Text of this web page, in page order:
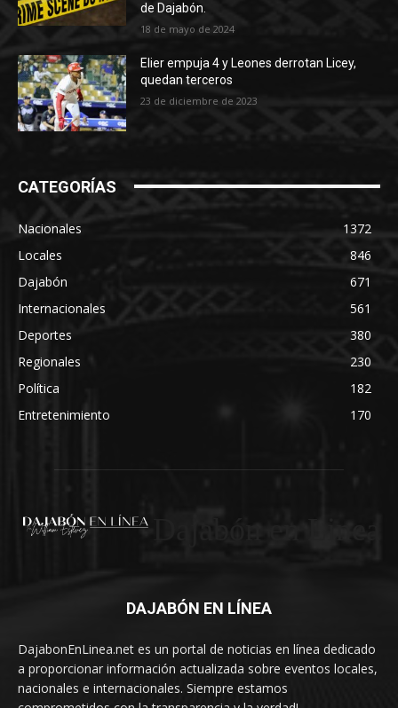
de Dajabón.
18 de mayo de 2024
Elier empuja 4 y Leones derrotan Licey,
quedan terceros
23 de diciembre de 2023
CATEGORÍAS
Nacionales
1372
Locales
846
Dajabón
671
Internacionales
561
Deportes
380
Regionales
230
Política
182
Entretenimiento
170
DAJABÓN EN LÍNEA
DajabonEnLinea.net es un portal de noticias en línea dedicado
a proporcionar información actualizada sobre eventos locales,
nacionales e internacionales. Siempre estamos